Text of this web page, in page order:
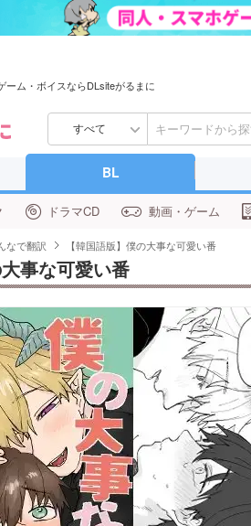
ーム・ボイスならDLsiteがるまに
すべて
BL
ドラマCD 動画・ゲーム
なで翻訳 【韓国語版】僕の大事な可愛い番
事な可愛い番